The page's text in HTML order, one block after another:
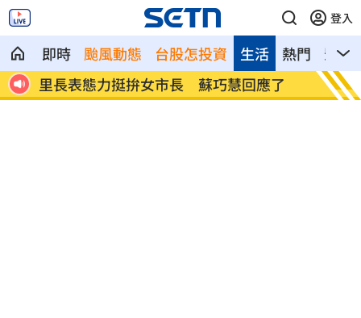
登入
即時 颱風動態 台股怎投資 熱門 影音
生活
曝
里長表態力挺拚女市長 蘇巧慧回應了
年度
水